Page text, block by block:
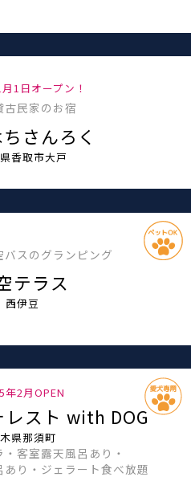
1日オープン！
古民家のお宿
さんろく
香取市大戸
バスのグランピング
テラス
西伊豆
年2月OPEN
レスト with DOG
県那須町
客室露天風呂あり・
り・ジェラート食べ放題